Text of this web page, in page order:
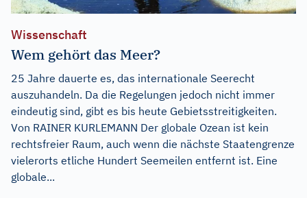
Wissenschaft
Wem gehört das Meer?
25 Jahre dauerte es, das internationale Seerecht
auszuhandeln. Da die Regelungen jedoch nicht immer
eindeutig sind, gibt es bis heute Gebietsstreitigkeiten.
Von RAINER KURLEMANN Der globale Ozean ist kein
rechtsfreier Raum, auch wenn die nächste Staatengrenze
vielerorts etliche Hundert Seemeilen entfernt ist. Eine
globale...